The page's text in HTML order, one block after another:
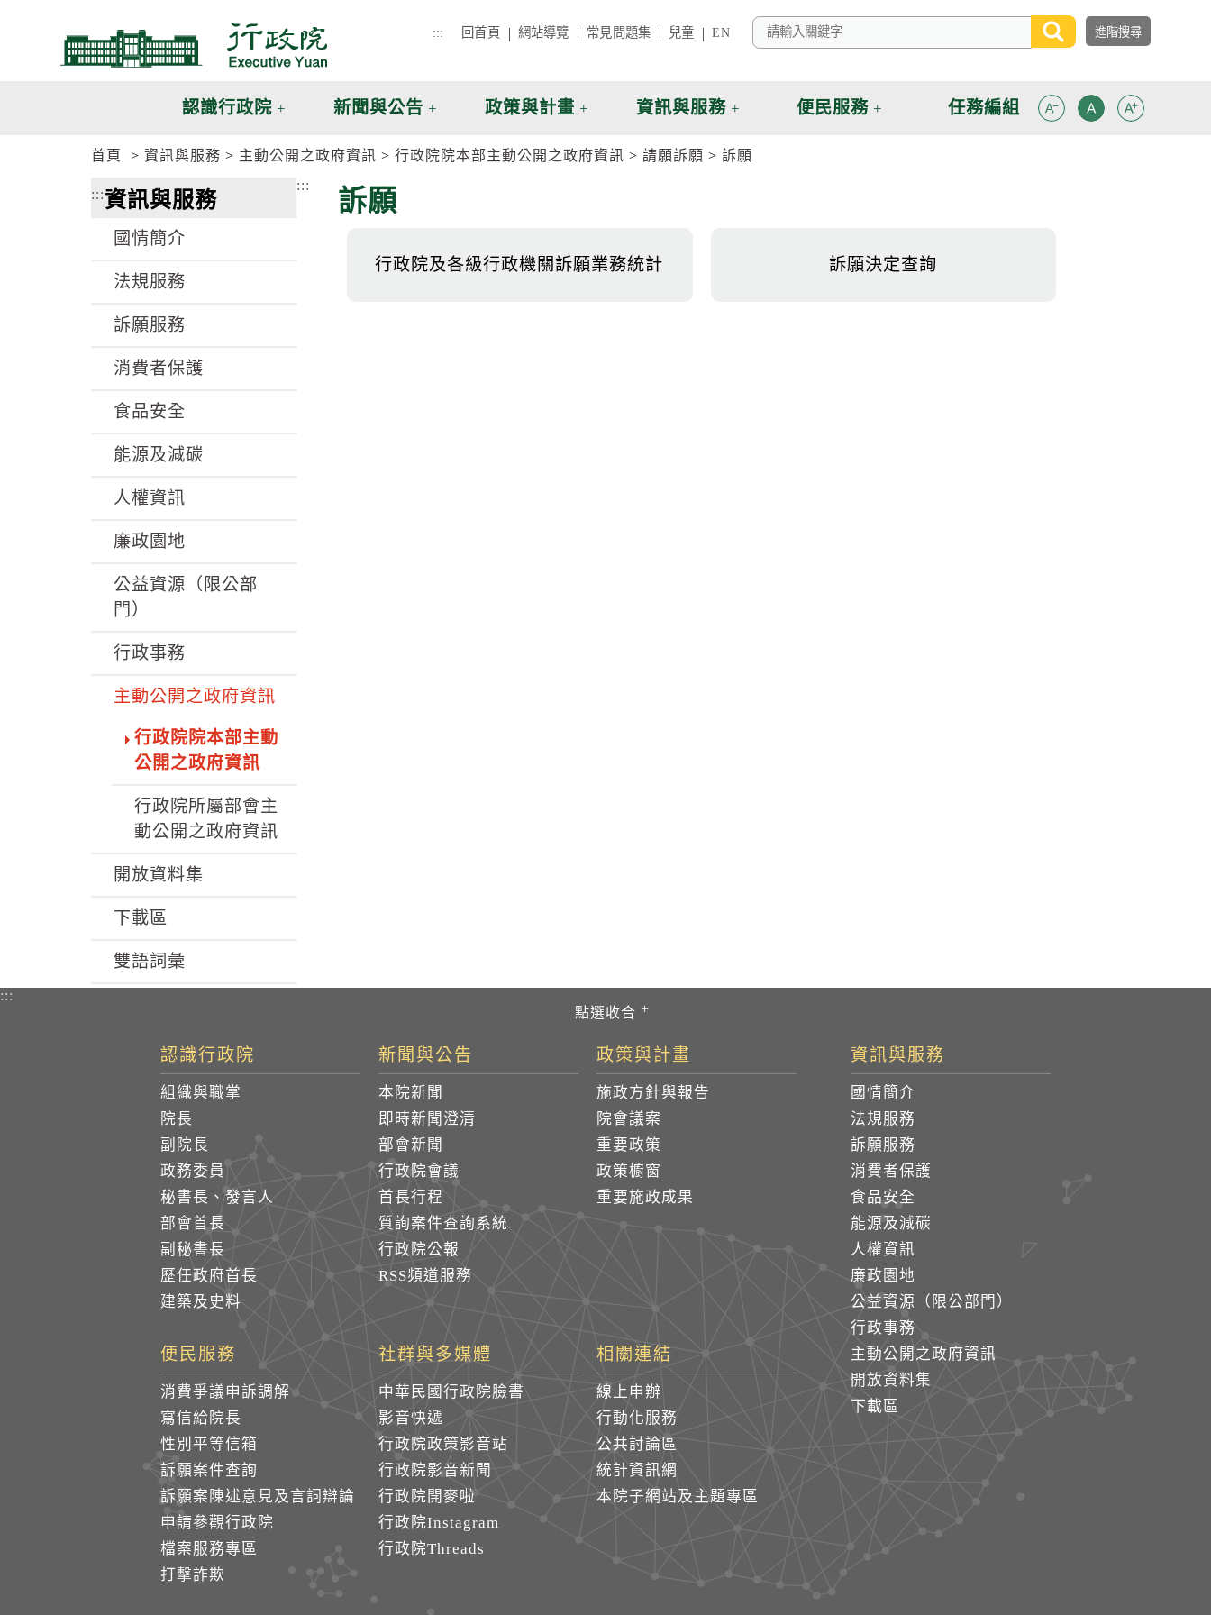
::: 回首頁 網站導覽 常見問題集 兒童 EN
認識行政院 新聞與公告 政策與計畫 資訊與服務 便民服務 任務編組
首頁 資訊與服務 主動公開之政府資訊 行政院院本部主動公開之政府資訊 請願訴願 訴願
:::資訊與服務
國情簡介
法規服務
訴願服務
消費者保護
食品安全
能源及減碳
人權資訊
廉政園地
公益資源（限公部
門）
行政事務
主動公開之政府資訊
行政院院本部主動
公開之政府資訊
行政院所屬部會主
動公開之政府資訊
開放資料集
下載區
雙語詞彙
::: 訴願
行政院及各級行政機關訴願業務統計 訴願決定查詢
:::
認識行政院
組織與職掌
院長
副院長
政務委員
秘書長、發言人
部會首長
副秘書長
歷任政府首長
建築及史料
新聞與公告
本院新聞
即時新聞澄清
部會新聞
行政院會議
首長行程
質詢案件查詢系統
行政院公報
RSS頻道服務
政策與計畫
施政方針與報告
院會議案
重要政策
政策櫥窗
重要施政成果
資訊與服務
國情簡介
法規服務
訴願服務
消費者保護
食品安全
能源及減碳
人權資訊
廉政園地
公益資源（限公部門）
行政事務
主動公開之政府資訊
開放資料集
下載區
便民服務
消費爭議申訴調解
寫信給院長
性別平等信箱
訴願案件查詢
訴願案陳述意見及言詞辯論
申請參觀行政院
檔案服務專區
打擊詐欺
社群與多媒體
中華民國行政院臉書
影音快遞
行政院政策影音站
行政院影音新聞
行政院開麥啦
行政院Instagram
行政院Threads
相關連結
線上申辦
行動化服務
公共討論區
統計資訊網
本院子網站及主題專區